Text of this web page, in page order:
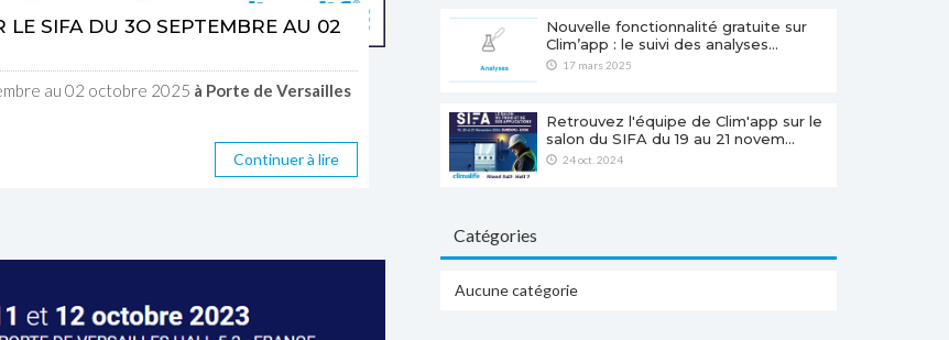
LE SIFA DU 3O SEPTEMBRE AU 02
au 02 octobre 2025 à Porte de Versailles
Continuer à lire
Nouvelle fonctionnalité gratuite sur
Clim’app : le suivi des analyses…
17 mars 2025
Retrouvez l'équipe de Clim'app sur le
salon du SIFA du 19 au 21 novem…
24 oct. 2024
Catégories
Aucune catégorie